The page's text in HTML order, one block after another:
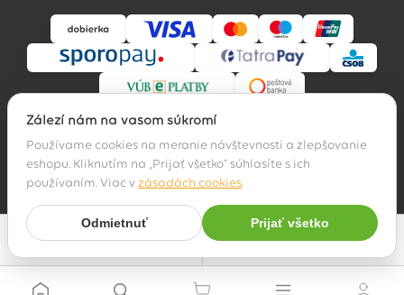
Filter Najpredávanejšie
© 2026 Hossa family, s. r. o.
Záleží nám na vašom súkromí
Používame cookies na meranie návštevnosti a zlepšovanie
eshopu. Kliknutím na „Prijať všetko" súhlasíte s ich
používaním. Viac vzásadách cookies.
Odmietnuť Prijať všetko